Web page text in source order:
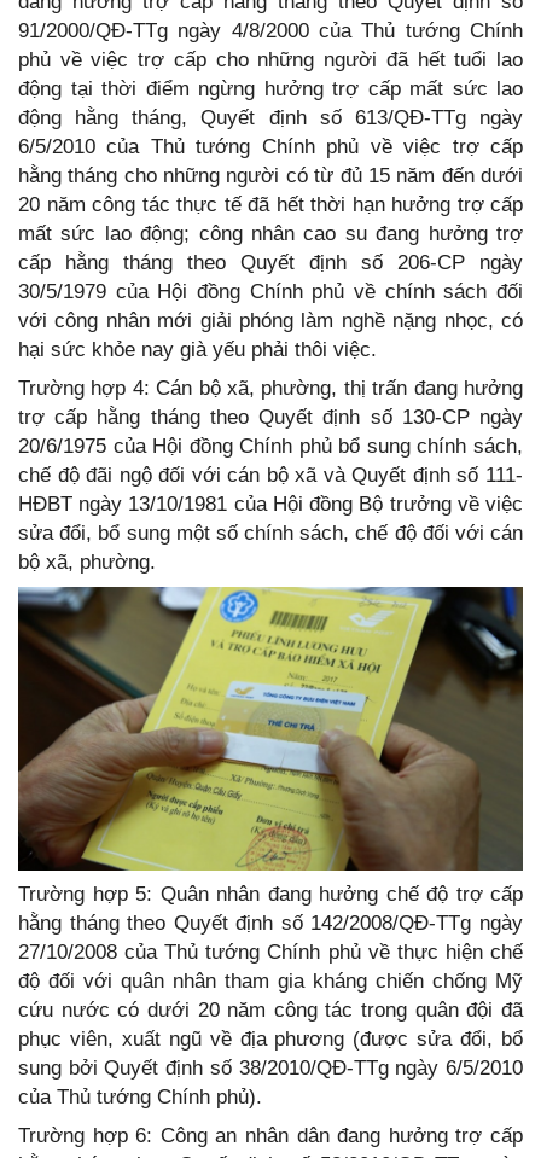
91/2000/QĐ-TTg ngày 4/8/2000 của Thủ tướng Chính
phủ về việc trợ cấp cho những người đã hết tuổi lao
động tại thời điểm ngừng hưởng trợ cấp mất sức lao
động hằng tháng, Quyết định số 613/QĐ-TTg ngày
6/5/2010 của Thủ tướng Chính phủ về việc trợ cấp
hằng tháng cho những người có từ đủ 15 năm đến dưới
20 năm công tác thực tế đã hết thời hạn hưởng trợ cấp
mất sức lao động; công nhân cao su đang hưởng trợ
cấp hằng tháng theo Quyết định số 206-CP ngày
30/5/1979 của Hội đồng Chính phủ về chính sách đối
với công nhân mới giải phóng làm nghề nặng nhọc, có
hại sức khỏe nay già yếu phải thôi việc.
Trường hợp 4: Cán bộ xã, phường, thị trấn đang hưởng
trợ cấp hằng tháng theo Quyết định số 130-CP ngày
20/6/1975 của Hội đồng Chính phủ bổ sung chính sách,
chế độ đãi ngộ đối với cán bộ xã và Quyết định số 111-
HĐBT ngày 13/10/1981 của Hội đồng Bộ trưởng về việc
sửa đổi, bổ sung một số chính sách, chế độ đối với cán
bộ xã, phường.
Trường hợp 5: Quân nhân đang hưởng chế độ trợ cấp
hằng tháng theo Quyết định số 142/2008/QĐ-TTg ngày
27/10/2008 của Thủ tướng Chính phủ về thực hiện chế
độ đối với quân nhân tham gia kháng chiến chống Mỹ
cứu nước có dưới 20 năm công tác trong quân đội đã
phục viên, xuất ngũ về địa phương (được sửa đổi, bổ
sung bởi Quyết định số 38/2010/QĐ-TTg ngày 6/5/2010
của Thủ tướng Chính phủ).
Trường hợp 6: Công an nhân dân đang hưởng trợ cấp